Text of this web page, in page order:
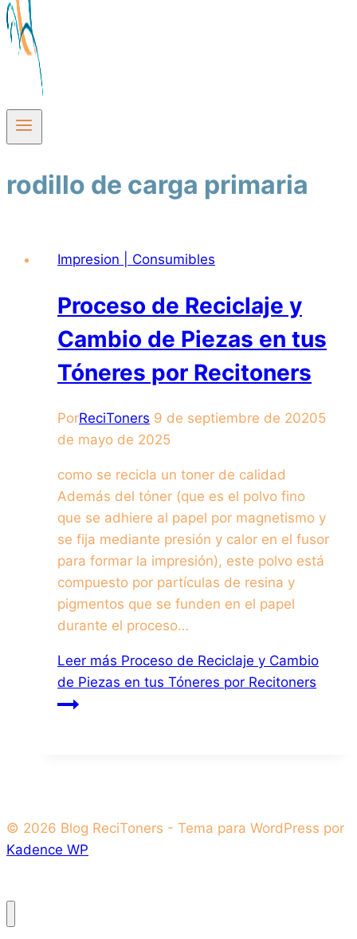
rodillo de carga primaria
Impresion | Consumibles
Proceso de Reciclaje y
Cambio de Piezas en tus
Tóneres por Recitoners
PorReciToners 9 de septiembre de 20205
de mayo de 2025
como se recicla un toner de calidad
Además del tóner (que es el polvo fino
que se adhiere al papel por magnetismo y
se fija mediante presión y calor en el fusor
para formar la impresión), este polvo está
compuesto por partículas de resina y
pigmentos que se funden en el papel
durante el proceso…
Leer más Proceso de Reciclaje y Cambio
de Piezas en tus Tóneres por Recitoners
© 2026 Blog ReciToners - Tema para WordPress por
Kadence WP